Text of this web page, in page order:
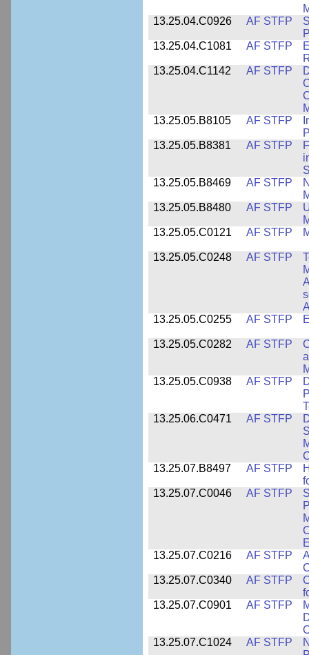
13.25.04.C0926
AF STFP
13.25.04.C1081
AF STFP
13.25.04.C1142
AF STFP
13.25.05.B8105
AF STFP
13.25.05.B8381
AF STFP
13.25.05.B8469
AF STFP
13.25.05.B8480
AF STFP
13.25.05.C0121
AF STFP
13.25.05.C0248 AF STFP
13.25.05.C0255
AF STFP
13.25.05.C0282 AF STFP
13.25.05.C0938
AF STFP
13.25.06.C0471
AF STFP
13.25.07.B8497
AF STFP
13.25.07.C0046
AF STFP
13.25.07.C0216
AF STFP
13.25.07.C0340
AF STFP
13.25.07.C0901
AF STFP
13.25.07.C1024
AF STFP